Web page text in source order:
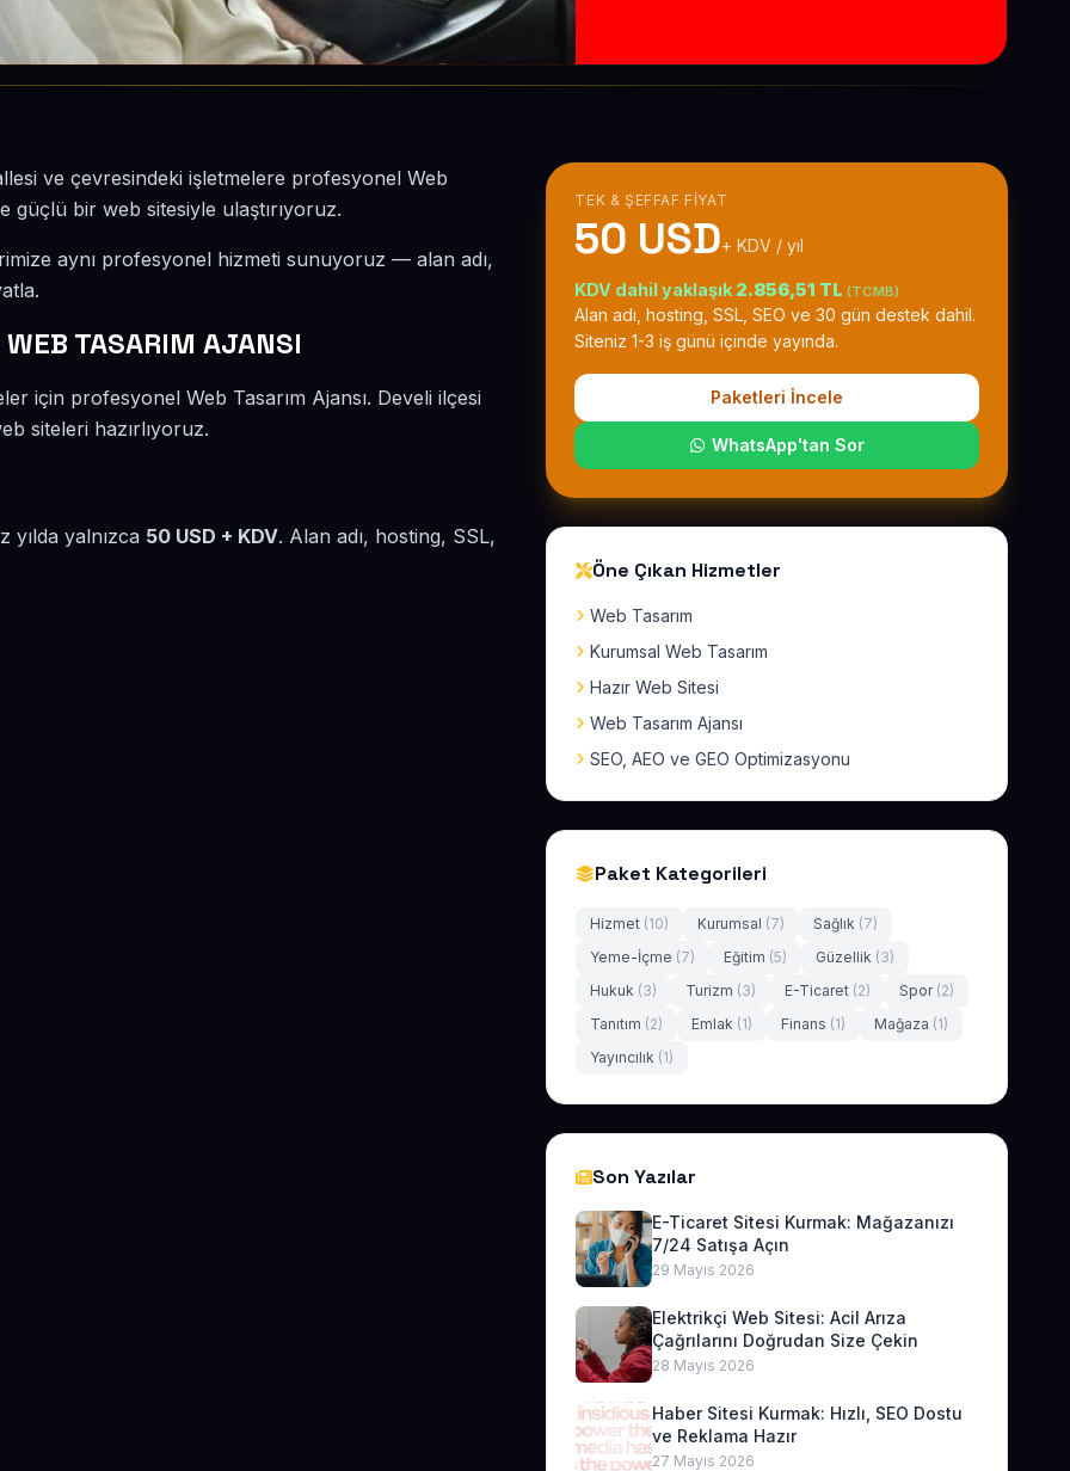
ve çevresindeki işletmelere profesyonel Web
güçlü bir web sitesiyle ulaştırıyoruz.
aynı profesyonel hizmeti sunuyoruz — alan adı,
TASARIM AJANSI
için profesyonel Web Tasarım Ajansı. Develi ilçesi
siteleri hazırlıyoruz.
yılda yalnızca 50 USD + KDV. Alan adı, hosting, SSL,
TEK & ŞEFFAF FIYAT
50 USD+ KDV / yıl
KDV dahil yaklaşık 2.856,51 TL (TCMB)
Alan adı, hosting, SSL, SEO ve 30 gün destek dahil.
Siteniz 1-3 iş günü içinde yayında.
Paketleri İncele
WhatsApp'tan Sor
Öne Çıkan Hizmetler
Web Tasarım
Kurumsal Web Tasarım
Hazır Web Sitesi
Web Tasarım Ajansı
SEO, AEO ve GEO Optimizasyonu
Paket Kategorileri
Hizmet (10) Kurumsal (7) Sağlık (7)
Yeme-İçme (7) Eğitim (5) Güzellik (3)
Hukuk (3) Turizm (3) E-Ticaret (2) Spor (2)
Tanıtım (2) Emlak (1) Finans (1) Mağaza (1)
Yayıncılık (1)
Son Yazılar
E-Ticaret Sitesi Kurmak: Mağazanızı
7/24 Satışa Açın
29 Mayıs 2026
Elektrikçi Web Sitesi: Acil Arıza
Çağrılarını Doğrudan Size Çekin
28 Mayıs 2026
Haber Sitesi Kurmak: Hızlı, SEO Dostu
ve Reklama Hazır
27 Mayıs 2026